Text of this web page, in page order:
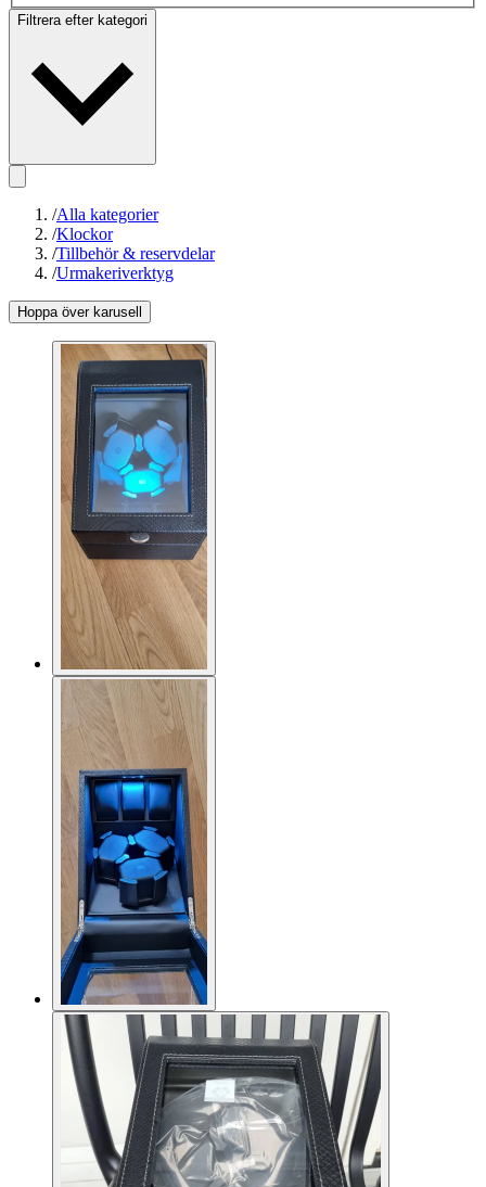
Filtrera efter kategori
/Alla kategorier
/Klockor
/Tillbehör & reservdelar
/Urmakeriverktyg
Hoppa över karusell